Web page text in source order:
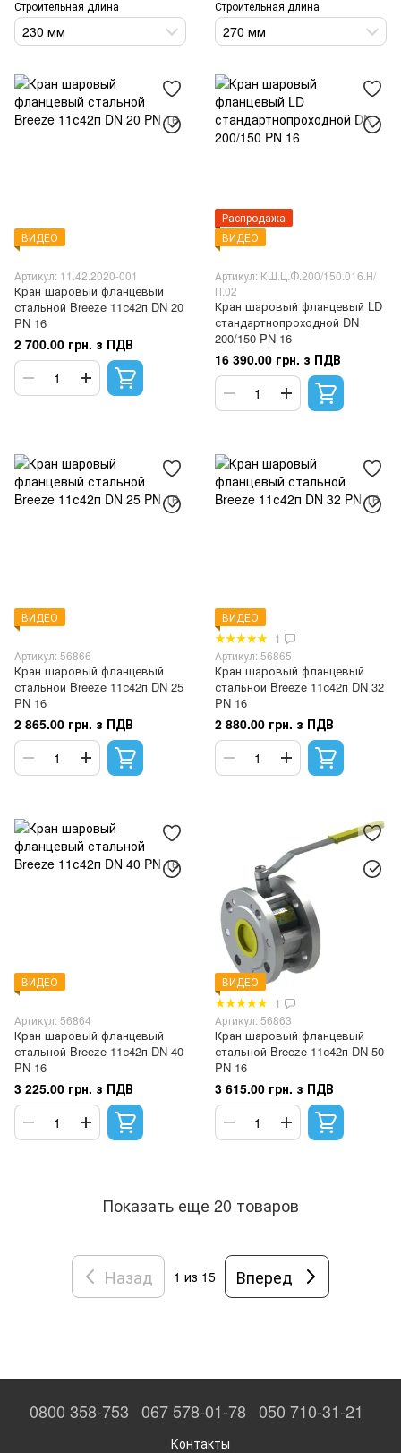
Строительная длина
230 мм
Строительная длина
270 мм
ВИДЕО
Артикул: 11.42.2020-001
Кран шаровый фланцевый
стальной Breeze 11с42п DN 20
PN 16
2 700.00 грн. з ПДВ
Распродажа
ВИДЕО
Артикул: КШ.Ц.Ф.200/150.016.Н/
П.02
Кран шаровый фланцевый LD
стандартнопроходной DN
200/150 PN 16
16 390.00 грн. з ПДВ
ВИДЕО
Артикул: 56866
Кран шаровый фланцевый
стальной Breeze 11с42п DN 25
PN 16
2 865.00 грн. з ПДВ
ВИДЕО
1
Артикул: 56865
Кран шаровый фланцевый
стальной Breeze 11с42п DN 32
PN 16
2 880.00 грн. з ПДВ
ВИДЕО
Артикул: 56864
Кран шаровый фланцевый
стальной Breeze 11с42п DN 40
PN 16
3 225.00 грн. з ПДВ
ВИДЕО
1
Артикул: 56863
Кран шаровый фланцевый
стальной Breeze 11с42п DN 50
PN 16
3 615.00 грн. з ПДВ
Показать еще 20 товаров
Назад 1 из 15 Вперед
0800 358-753 067 578-01-78 050 710-31-21
Контакты